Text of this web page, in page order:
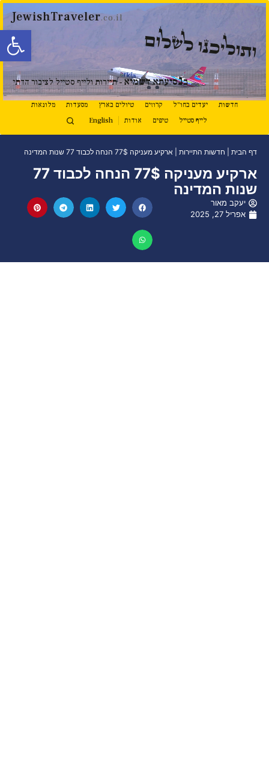
פתח
JewishTraveler.co.il
ותוליכנו לשלום
בנסיעתא דשמיא - תיירות ולייף סטייל לציבור הדתי
חדשות יעדים בחו"ל קרוזים טיולים בארץ מסעדות
מלונאות
לייף סטייל
טיפים אודות English
דף הבית חדשות התיירות ארקיע מעניקה 77$ הנחה לכבוד 77 שנות המדינה
ארקיע מעניקה 77$ הנחה לכבוד 77
שנות המדינה
יעקב מאור
אפריל 27, 2025